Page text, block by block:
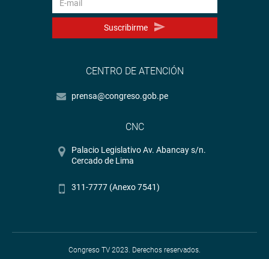
Suscribirme
CENTRO DE ATENCIÓN
prensa@congreso.gob.pe
CNC
Palacio Legislativo Av. Abancay s/n.
Cercado de Lima
311-7777 (Anexo 7541)
Congreso TV 2023. Derechos reservados.